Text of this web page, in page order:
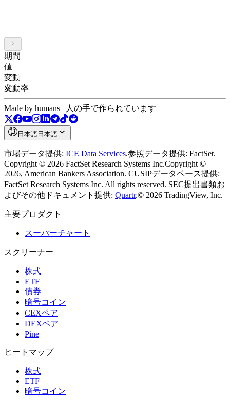
期間
値
変動
変動率
Made by humans | 人の手で作られています
日本語日本語
市場データ提供: ICE Data Services.参照データ提供: FactSet.
Copyright © 2026 FactSet Research Systems Inc.Copyright ©
2026, American Bankers Association. CUSIPデータベース提供:
FactSet Research Systems Inc. All rights reserved. SEC提出書類お
よびその他ドキュメント提供: Quartr.© 2026 TradingView, Inc.
主要プロダクト
スーパーチャート
スクリーナー
株式
ETF
債券
暗号コイン
CEXペア
DEXペア
Pine
ヒートマップ
株式
ETF
暗号コイン